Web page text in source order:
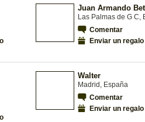
Juan Armando
Las Palmas de G C,
Comentar
Enviar un regalo
Walter
Madrid, España
Comentar
Enviar un regalo